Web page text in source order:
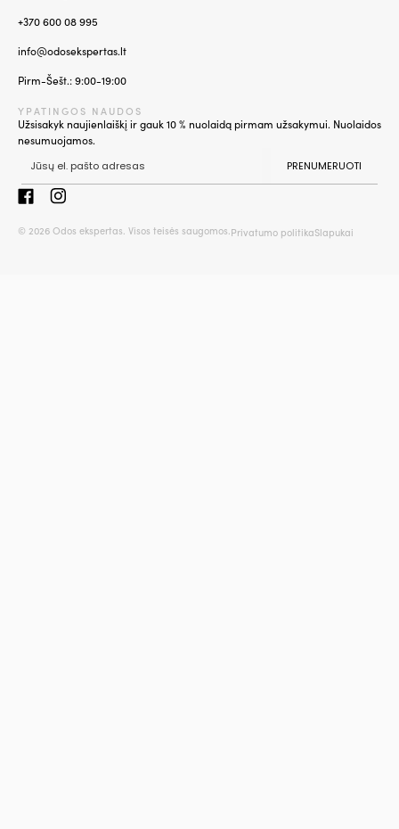
+370 600 08 995
info@odosekspertas.lt
Pirm-Šešt.: 9:00-19:00
YPATINGOS NAUDOS
Užsisakyk naujienlaiškį ir gauk 10 % nuolaidą pirmam užsakymui. Nuolaidos
nesumuojamos.
PRENUMERUOTI
© 2026 Odos ekspertas. Visos teisės saugomos. Privatumo politikaSlapukai